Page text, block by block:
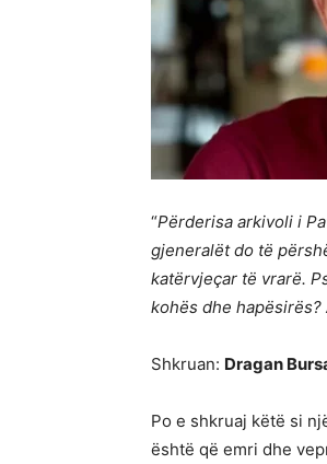
“Përderisa arkivoli i
gjeneralët do të
katërvjeçar të vrarë.
kohës dhe
Shkruan: Dragan
Po e shkruaj këtë si
është që emri dhe